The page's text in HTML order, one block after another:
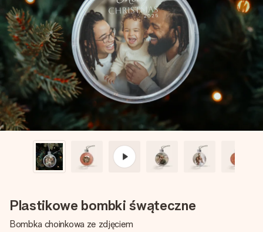
Darmowy bilecik z życzeniami
Stwórz coś wyjątkowego w zaledwie kilku krokach – z jej
imieniem, swoim zdjęciem lub wiadomością, która naprawdę
poruszy serce. Bez problemu, po prostu ogrom miłości na
tę chwilę.
Plastikowe bombki śwąteczne
Bombka choinkowa ze zdjęciem